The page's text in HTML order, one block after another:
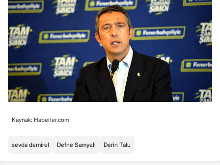
Kaynak: Haberler.com
sevda demirel Defne Samyeli Derin Talu